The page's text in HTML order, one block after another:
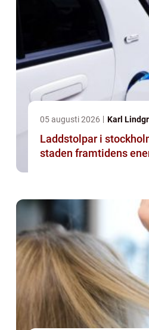
05 augusti 2026 Karl
Laddstolpar i stockholm så
staden framtidens